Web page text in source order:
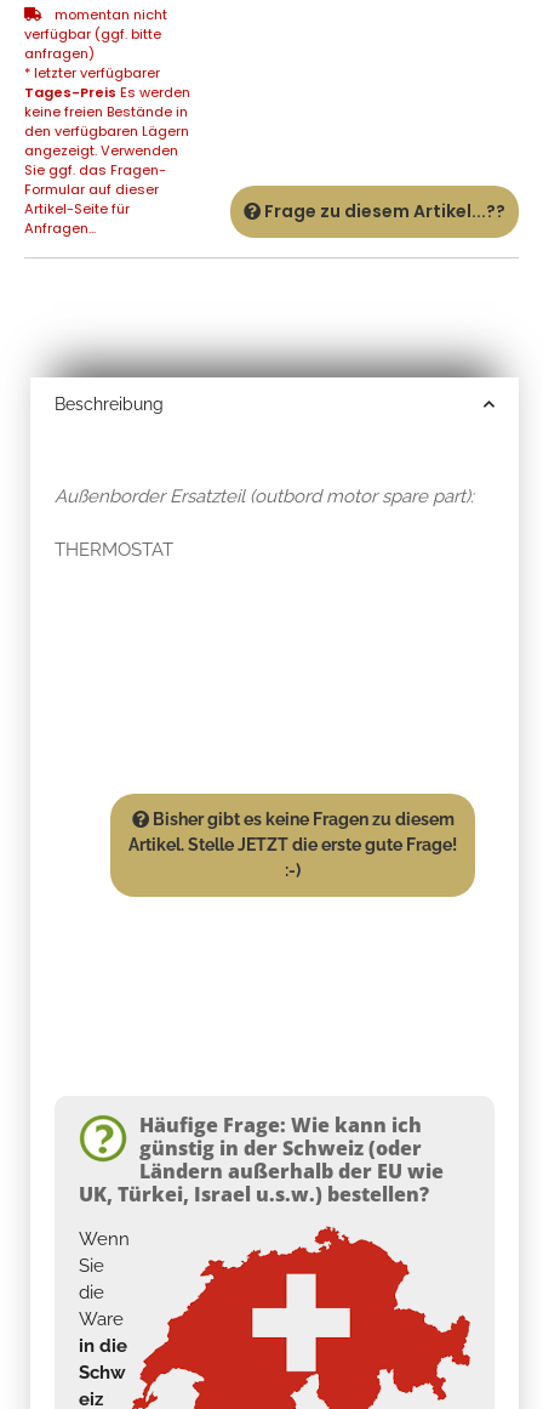
momentan nicht
verfügbar (ggf. bitte
anfragen)
* letzter verfügbarer
Tages-Preis Es werden
keine freien Bestände in
den verfügbaren Lägern
angezeigt. Verwenden
Sie ggf. das Fragen-
Formular auf dieser
Artikel-Seite für
Anfragen...
Frage zu diesem Artikel...??
Beschreibung
Außenborder Ersatzteil (outbord motor spare part):
THERMOSTAT
Bisher gibt es keine Fragen zu diesem
Artikel. Stelle JETZT die erste gute Frage!
:-)
Häufige Frage: Wie kann ich
günstig in der Schweiz (oder
Ländern außerhalb der EU wie
UK, Türkei, Israel u.s.w.) bestellen?
Wenn
Sie
die
Ware
in die
Schw
eiz